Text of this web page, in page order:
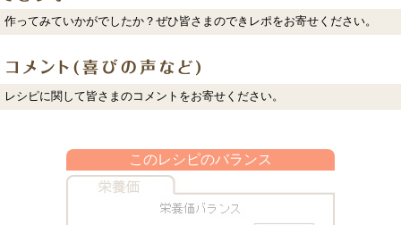
作ってみていかがでしたか？ぜひ皆さまのできレポをお寄せください。
レシピに関して皆さまのコメントをお寄せください。
このレシピのバランス